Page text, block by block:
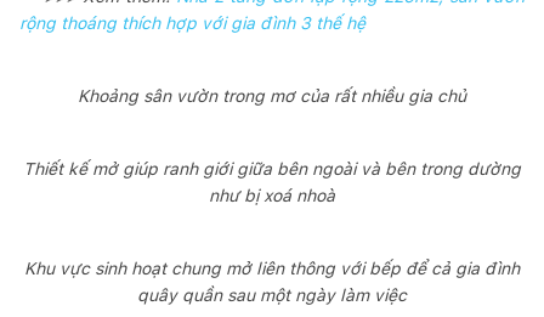
rộng thoáng thích hợp với gia đình 3 thế hệ
Khoảng sân vườn trong mơ của rất nhiều gia chủ
Thiết kế mở giúp ranh giới giữa bên ngoài và bên trong dường
như bị xoá nhoà
Khu vực sinh hoạt chung mở liên thông với bếp để cả gia đình
quây quần sau một ngày làm việc